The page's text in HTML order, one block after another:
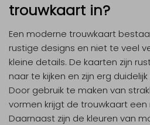
trouwkaart in?
Een moderne trouwkaart
rustige designs en niet te veel
kleine details. De kaarten zijn
naar te kijken en zijn erg
Door gebruik te maken van
vormen krijgt de trouwkaart een
Daarnaast zijn de kleuren van